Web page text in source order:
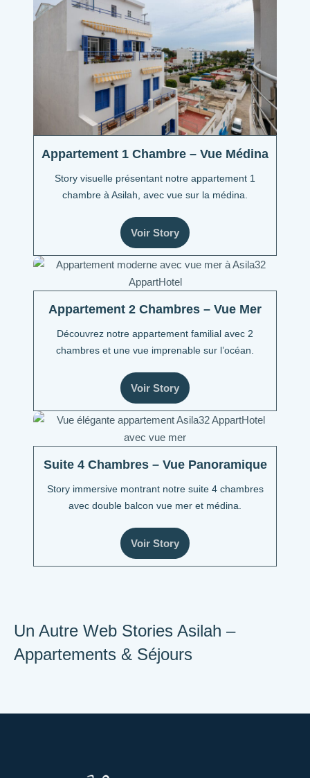
Appartement 1 Chambre – Vue Médina
Story visuelle présentant notre appartement 1
chambre à Asilah, avec vue sur la médina.
Voir Story
Appartement 2 Chambres – Vue Mer
Découvrez notre appartement familial avec 2
chambres et une vue imprenable sur l’océan.
Voir Story
Suite 4 Chambres – Vue Panoramique
Story immersive montrant notre suite 4 chambres
avec double balcon vue mer et médina.
Voir Story
Un Autre Web Stories Asilah –
Appartements & Séjours
Suite 4
Chambres – Vue
Appartement 2
Chambres à